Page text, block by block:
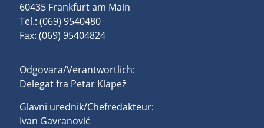
60435 Frankfurt am Main
Tel.: (069) 9540480
Fax: (069) 95404824
Odgovara/Verantwortlich:
Delegat fra Petar Klapež
Glavni urednik/Chefredakteur:
Ivan Gavranović